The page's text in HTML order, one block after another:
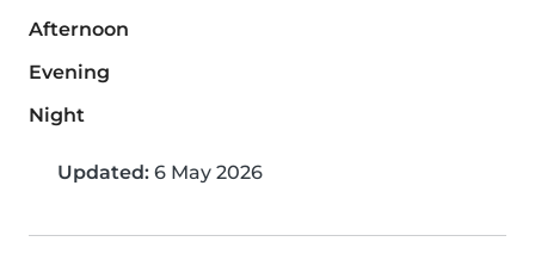
Afternoon
Evening
Night
Updated: 6 May 2026